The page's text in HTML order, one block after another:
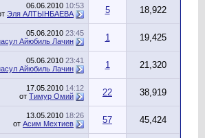
06.06.2010 10:53
Эля АЛТЫНБАЕВА 5 18,922
05.06.2010 23:45
Айюбиль Лачин 1 19,425
05.06.2010 23:41
Айюбиль Лачин 1 21,320
17.05.2010 14:12
от Тимур Омий 22 38,919
13.05.2010 18:26
от Асим Мехтиев 57 45,424